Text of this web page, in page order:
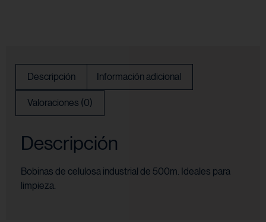
Descripción Información adicional
Valoraciones (0)
Descripción
Bobinas de celulosa industrial de 500m. Ideales para
limpieza.